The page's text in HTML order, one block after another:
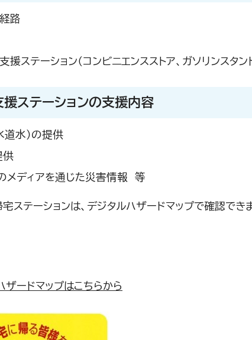
路
援ステーション（コンビニエンスストア、ガソリンスタ
ステーションの支援内容
道水）の提供
供
メディアを通じた災害情報 等
ステーションは、デジタルハザードマップで確認でき
ザードマップはこちらから